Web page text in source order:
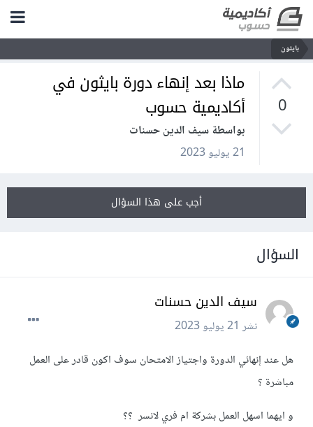
بايثون
0
ماذا بعد إنهاء دورة بايثون في
أكاديمية حسوب
بواسطة سيف الدين حسنات
21 يوليو 2023
أجب على هذا السؤال
السؤال
سيف الدين حسنات
نشر21 يوليو 2023
هل عند إنهائي الدورة واجتياز الامتحان سوف اكون قادر على العمل
مباشرة ؟
و ايهما اسهل العملبشركة ام فري لانسر ؟؟